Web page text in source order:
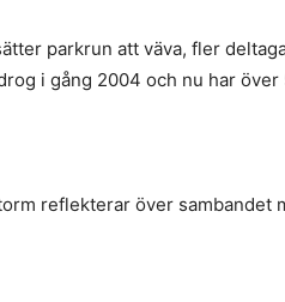
parkrun att väva, fler
i gång 2004 och nu har
reflekterar över sambandet